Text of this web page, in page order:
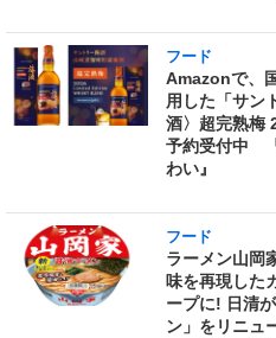
フード
Amazonで、
用した「サン
酒〉超完熟梅
予約受付中
わい』
フード
ラーメン山岡
味を再現した
ープに! 日清
ン」をリニュ